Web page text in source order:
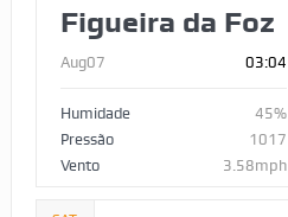
Figueira da Foz
Aug07 03:04
Humidade
45%
Pressão
1017
Vento
3.58mph